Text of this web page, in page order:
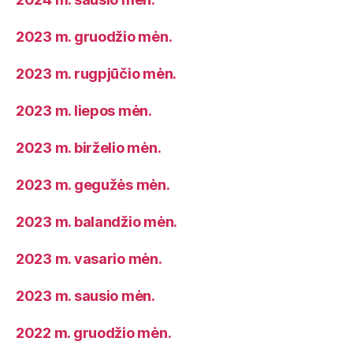
2023 m. gruodžio mėn.
2023 m. rugpjūčio mėn.
2023 m. liepos mėn.
2023 m. birželio mėn.
2023 m. gegužės mėn.
2023 m. balandžio mėn.
2023 m. vasario mėn.
2023 m. sausio mėn.
2022 m. gruodžio mėn.